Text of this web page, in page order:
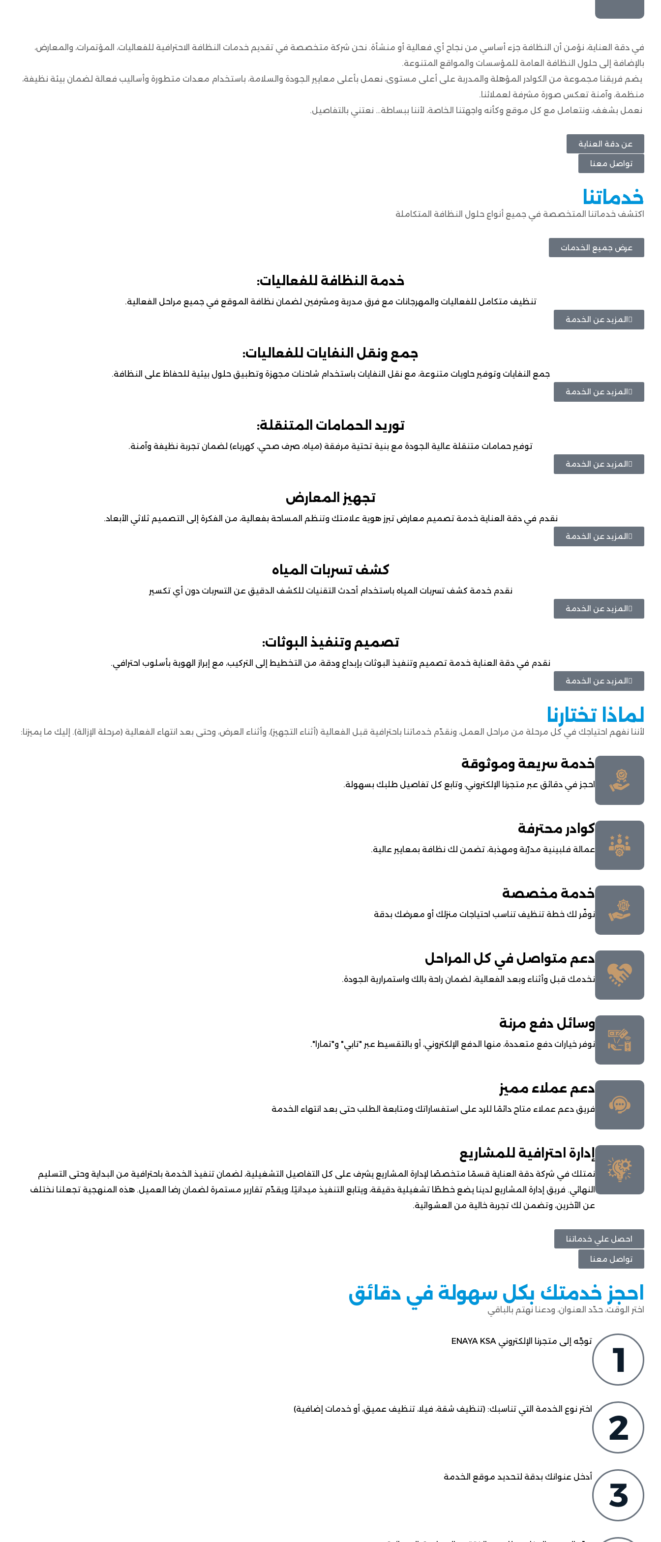
في دقة العناية، نؤمن أن النظافة جزء أساسي من نجاح أي فعالية أو منشأة. نحن شركة متخصصة في تقديم خدمات النظافة الاحترافية للفعاليات، المؤتمرات، والمعارض،
بالإضافة إلى حلول النظافة العامة للمؤسسات والمواقع المتنوعة.
يضم فريقنا مجموعة من الكوادر المؤهلة والمدربة على أعلى مستوى، نعمل بأعلى معايير الجودة والسلامة، باستخدام معدات متطورة وأساليب فعالة لضمان بيئة نظيفة،
منظمة، وآمنة تعكس صورة مشرفة لعملائنا.
نعمل بشغف، ونتعامل مع كل موقع وكأنه واجهتنا الخاصة، لأننا ببساطة… نعتني بالتفاصيل.
عن دقة العناية
تواصل معنا
خدماتنا
اكتشف خدماتنا المتخصصة في جميع أنواع حلول النظافة المتكاملة
عرض جميع الخدمات
خدمة النظافة للفعاليات:
تنظيف متكامل للفعاليات والمهرجانات مع فرق مدربة ومشرفين لضمان نظافة الموقع في جميع مراحل الفعالية.
المزيد عن الخدمة
جمع ونقل النفايات للفعاليات:
جمع النفايات وتوفير حاويات متنوعة، مع نقل النفايات باستخدام شاحنات مجهزة وتطبيق حلول بيئية للحفاظ على النظافة.
المزيد عن الخدمة
توريد الحمامات المتنقلة:
توفير حمامات متنقلة عالية الجودة مع بنية تحتية مرفقة (مياه، صرف صحي، كهرباء) لضمان تجربة نظيفة وآمنة.
المزيد عن الخدمة
تجهيز المعارض
نقدم في دقة العناية خدمة تصميم معارض تبرز هوية علامتك وتنظم المساحة بفعالية، من الفكرة إلى التصميم ثلاثي الأبعاد.
المزيد عن الخدمة
كشف تسربات المياه
نقدم خدمة كشف تسربات المياه باستخدام أحدث التقنيات للكشف الدقيق عن التسربات دون أي تكسير
المزيد عن الخدمة
تصميم وتنفيذ البوثات:
نقدم في دقة العناية خدمة تصميم وتنفيذ البوثات بإبداع ودقة، من التخطيط إلى التركيب، مع إبراز الهوية بأسلوب احترافي.
المزيد عن الخدمة
لماذا تختارنا
لأننا نفهم احتياجك في كل مرحلة من مراحل العمل، ونقدّم خدماتنا باحترافية قبل الفعالية (أثناء التجهيز)، وأثناء العرض، وحتى بعد انتهاء الفعالية (مرحلة الإزالة). إليك ما يميزنا:
خدمة سريعة وموثوقة
احجز في دقائق عبر متجرنا الإلكتروني، وتابع كل تفاصيل طلبك بسهولة.
كوادر محترفة
عمالة فلبينية مدرّبة ومهذبة، تضمن لك نظافة بمعايير عالية.
خدمة مخصصة
نوفّر لك خطة تنظيف تناسب احتياجات منزلك أو معرضك بدقة
دعم متواصل في كل المراحل
نخدمك قبل وأثناء وبعد الفعالية، لضمان راحة بالك واستمرارية الجودة.
وسائل دفع مرنة
نوفر خيارات دفع متعددة، منها الدفع الإلكتروني، أو بالتقسيط عبر "تابي" و"تمارا".
دعم عملاء مميز
فريق دعم عملاء متاح دائمًا للرد على استفساراتك ومتابعة الطلب حتى بعد انتهاء الخدمة
إدارة احترافية للمشاريع
نمتلك في شركة دقة العناية قسمًا متخصصًا لإدارة المشاريع يشرف على كل التفاصيل التشغيلية، لضمان تنفيذ الخدمة باحترافية من البداية وحتى التسليم
النهائي. فريق إدارة المشاريع لدينا يضع خططًا تشغيلية دقيقة، ويتابع التنفيذ ميدانيًا، ويقدّم تقارير مستمرة لضمان رضا العميل. هذه المنهجية تجعلنا نختلف
عن الآخرين، وتضمن لك تجربة خالية من العشوائية.
احصل علي خدماتنا
تواصل معنا
احجز خدمتك بكل سهولة في دقائق
اختر الوقت، حدّد العنوان، ودعنا نهتم بالباقي
توجّه إلى متجرنا الإلكتروني ENAYA KSA
اختر نوع الخدمة التي تناسبك: (تنظيف شقة، فيلا، تنظيف عميق، أو خدمات إضافية)
أدخل عنوانك بدقة لتحديد موقع الخدمة